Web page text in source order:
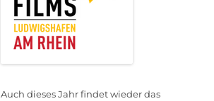
Auch dieses Jahr findet wieder das